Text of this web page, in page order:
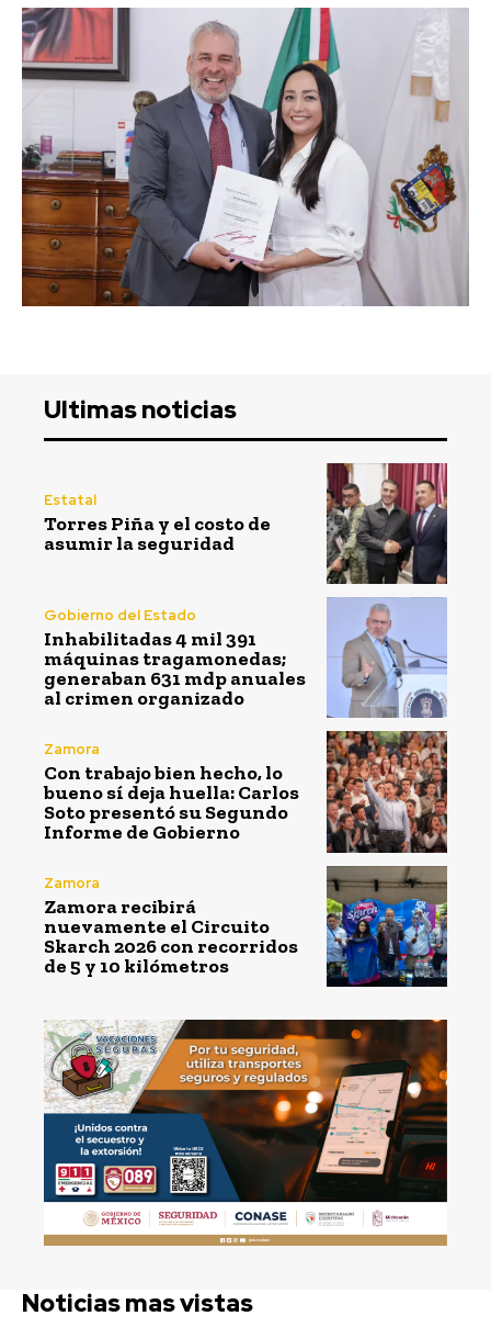
Ultimas noticias
Estatal
Torres Piña y el costo de
asumir la seguridad
Gobierno del Estado
Inhabilitadas 4 mil 391
máquinas tragamonedas;
generaban 631 mdp anuales
al crimen organizado
Zamora
Con trabajo bien hecho, lo
bueno sí deja huella: Carlos
Soto presentó su Segundo
Informe de Gobierno
Zamora
Zamora recibirá
nuevamente el Circuito
Skarch 2026 con recorridos
de 5 y 10 kilómetros
Noticias mas vistas